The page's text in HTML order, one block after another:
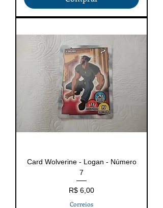
Card Wolverine - Logan - Número
7
Preço
R$ 6,00
Correios